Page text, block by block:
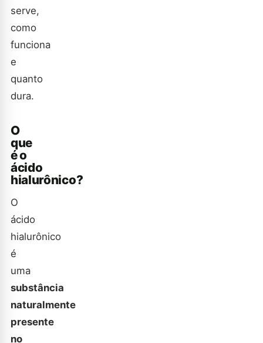
serve,
como
funciona
e
quanto
dura.
O
que
é o
ácido
hialurônico?
O
ácido
hialurônico
é
uma
substância
naturalmente
presente
no